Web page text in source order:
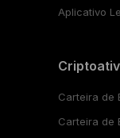
Aplicativo
Carteira de
Carteira de